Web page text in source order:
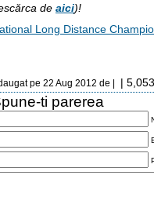
de aici)!
Long Distance
pe 22 Aug 2012 de | |
ti parerea